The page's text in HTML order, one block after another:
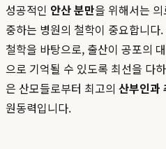
성공적인 안산 분만을 위해서는
중하는 병원의 철학이 중요합니
철학을 바탕으로, 출산이 공포의
으로 기억될 수 있도록 최선을 다
은 산모들로부터 최고의 산부인과
원동력입니다.